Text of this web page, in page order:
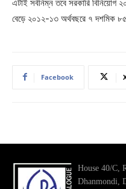
এটাই সর্বনিম্ন তবে সরকারি
বেড়ে ২০১২-১৩ অর্থবছরে ৭ দশমিক
Facebook
House 40/C,
Dhanmondi,